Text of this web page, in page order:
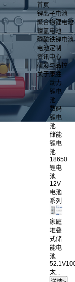
首页
锂离子电池
聚合物锂电池
镍氢电池
磷酸铁锂电池
电池定制
资讯中心
研发与品控
关于康胜
动力
锂电
池
数码
锂电
池
储能
锂电
池
18650
锂电
池
12V
电池
系列
家庭
堆叠
式储
能电
池
太...